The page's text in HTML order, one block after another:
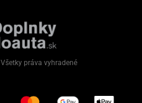
práva vyhradené